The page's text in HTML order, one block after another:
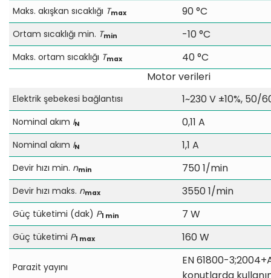
Maks. akışkan sıcaklığı Tmax 90 °C
Ortam sıcaklığı min. Tmin -10 °C
Maks. ortam sıcaklığı Tmax
40 °C
Motor verileri
Elektrik şebekesi bağlantısı 1~230 V ±10%, 50/
Nominal akım IN 0,11 A
Nominal akım IN 1,1 A
Devir hızı min. nmin 750 1/min
Devir hızı maks. nmax 3550 1/min
Güç tüketimi (dak) P1 min 7 W
Güç tüketimi P1 max 160 W
Parazit yayını
EN 61800-
konutlarda